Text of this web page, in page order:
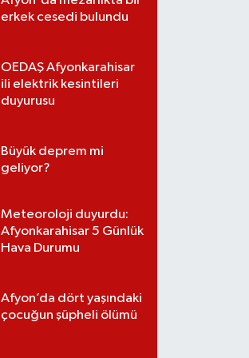
erkek cesedi bulundu
OEDAŞ Afyonkarahisar
ili elektrik kesintileri
duyurusu
Büyük deprem mi
geliyor?
Meteoroloji duyurdu:
Afyonkarahisar 5 Günlük
Hava Durumu
Afyon’da dört yaşındaki
çocuğun şüpheli ölümü